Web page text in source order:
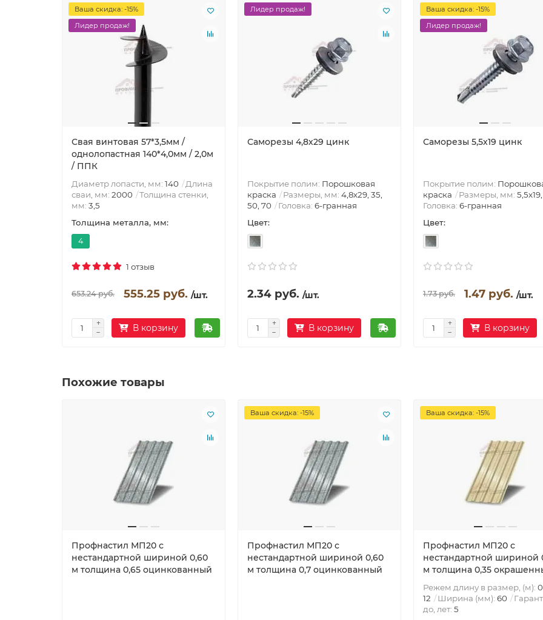
Ваша скидка: -15%
Лидер продаж!
Свая винтовая 57*3,5мм /
однолопастная 140*4,0мм / 2,0м
/ ППК
Диаметр лопасти, мм: 140
Длина
сваи, мм: 2000
Толщина стенки,
мм: 3,5
Толщина металла, мм:
4
1 отзыв
653.24 руб. 555.25 руб. /шт.
В корзину
Лидер продаж!
Саморезы 4,8х29 цинк
Покрытие полим: Порошковая
краска
Размеры, мм: 4,8х29, 35,
50, 70
Головка: 6-гранная
Цвет:
2.34 руб. /шт.
В корзину
Ваша скидка: -15%
Лидер продаж!
Саморезы 5,5х19 цинк
Покрытие полим:
краска
Размеры, мм:
Головка: 6-гранная
Цвет:
1.73 руб. 1.47 руб. /шт.
В корзину
Похожие товары
Профнастил МП20 с
нестандартной шириной 0,60
м толщина 0,65 оцинкованный
Ваша скидка: -15%
Профнастил МП20 с
нестандартной шириной 0,60
м толщина 0,7 оцинкованный
Ваша скидка: -15%
Профнастил МП20 с
нестандартной шириной
м толщина 0,35
Режем длину в размер, (м):
12
Ширина (мм): 60
до, лет: 5